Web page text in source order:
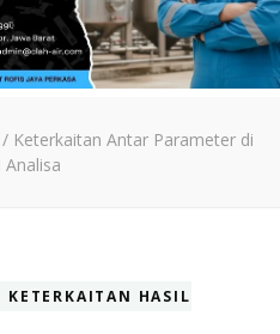
/ Keterkaitan Antar Parameter di
Analisa
KETERKAITAN HASIL